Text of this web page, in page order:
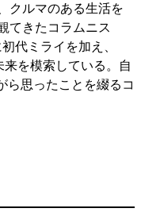
クルマのある生活を
てきたコラムニス
代ミライを加え、
を模索している。自
ら思ったことを綴るコ